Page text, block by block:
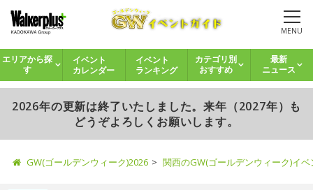
MENU
エリアから探
す
イベント
カレンダー
イベント
ランキング
カテゴリ別
おすすめ
最新
ニュース
2026年の更新は終了いたしました。来年（2027年）も
どうぞよろしくお願いします。
GW(ゴールデンウィーク)2026 関西のGW(ゴールデンウィーク)イ